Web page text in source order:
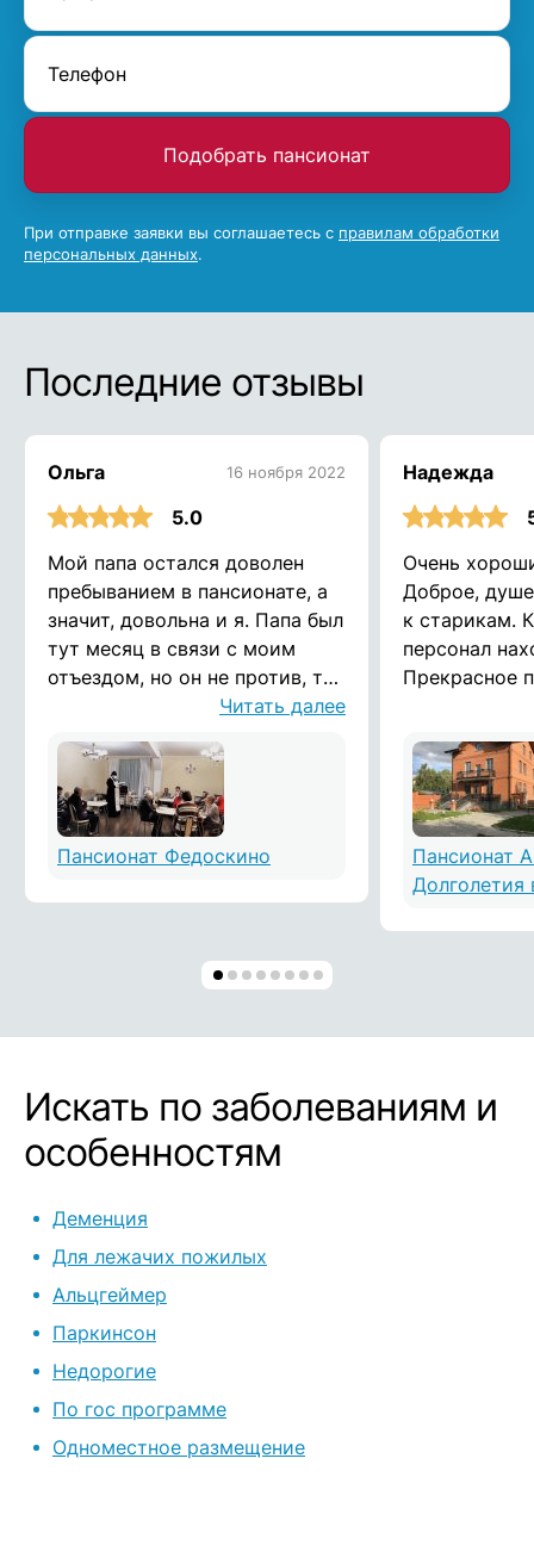
Подобрать пансионат
При отправке заявки вы соглашаетесь с правилам обработки
персональных данных.
Последние отзывы
Ольга 16 ноября 2022
5.0
Мой папа остался доволен
пребыванием в пансионате, а
значит, довольна и я. Папа был
тут месяц в связи с моим
отъездом, но он не против, тут
жить и дальше. Спасибо вам
Читать далее
Пансионат Федоскино
Надежда
Очень
Доброе,
к старикам.
персонал
Прекрасное
Пансионат
Долголетия
Искать по заболеваниям и
особенностям
Деменция
Для лежачих пожилых
Альцгеймер
Паркинсон
Недорогие
По гос программе
Одноместное размещение